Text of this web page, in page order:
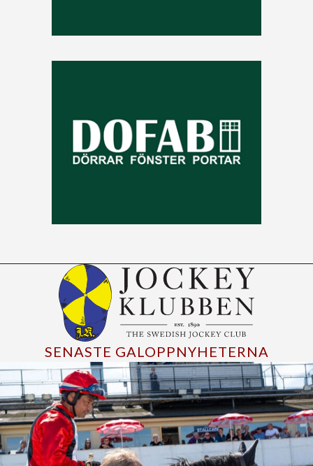
SENASTE GALOPPNYHETERNA